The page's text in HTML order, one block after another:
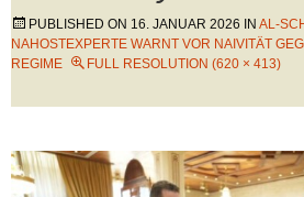
PUBLISHED ON 16. JANUAR 2026 IN AL-
NAHOSTEXPERTE WARNT VOR NAIVITÄT
REGIME
FULL RESOLUTION (620 × 413)